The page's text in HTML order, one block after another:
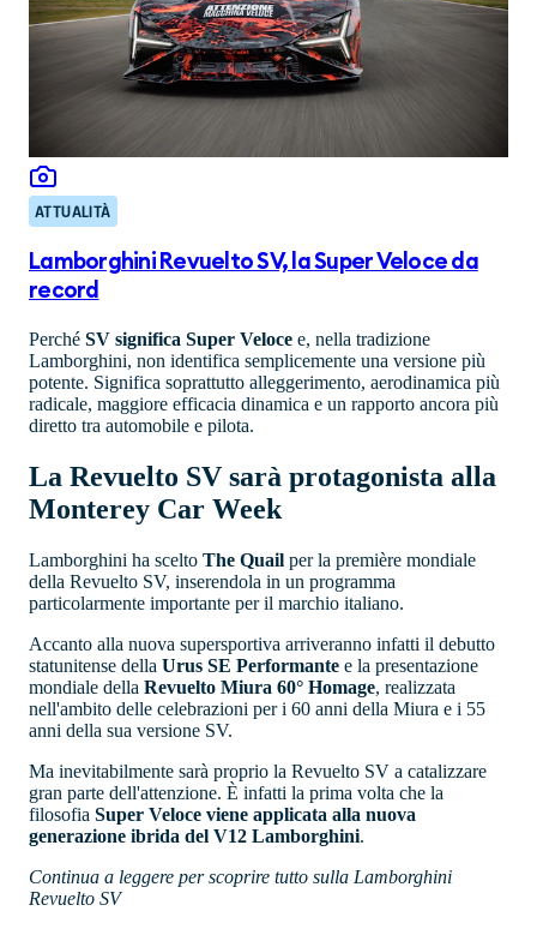
ATTUALITÀ
Lamborghini Revuelto SV, la Super Veloce da
record
Perché SV significa Super Veloce e, nella tradizione
Lamborghini, non identifica semplicemente una versione più
potente. Significa soprattutto alleggerimento, aerodinamica più
radicale, maggiore efficacia dinamica e un rapporto ancora più
diretto tra automobile e pilota.
La Revuelto SV sarà protagonista alla
Monterey Car Week
Lamborghini ha scelto The Quail per la première mondiale
della Revuelto SV, inserendola in un programma
particolarmente importante per il marchio italiano.
Accanto alla nuova supersportiva arriveranno infatti il debutto
statunitense della Urus SE Performante e la presentazione
mondiale della Revuelto Miura 60° Homage, realizzata
nell'ambito delle celebrazioni per i 60 anni della Miura e i 55
anni della sua versione SV.
Ma inevitabilmente sarà proprio la Revuelto SV a catalizzare
gran parte dell'attenzione. È infatti la prima volta che la
filosofia Super Veloce viene applicata alla nuova
generazione ibrida del V12 Lamborghini.
Continua a leggere per scoprire tutto sulla Lamborghini
Revuelto SV